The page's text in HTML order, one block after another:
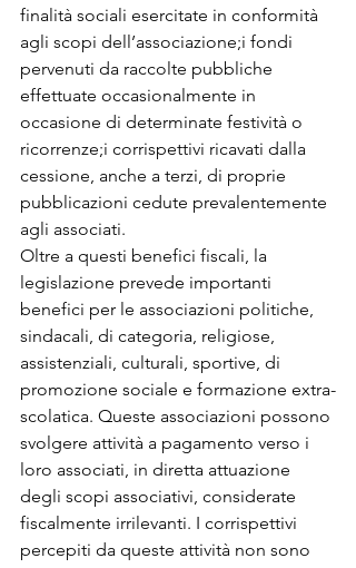
finalità sociali esercitate in conformità
agli scopi dell’associazione;i fondi
pervenuti da raccolte pubbliche
effettuate occasionalmente in
occasione di determinate festività o
ricorrenze;i corrispettivi ricavati dalla
cessione, anche a terzi, di proprie
pubblicazioni cedute prevalentemente
agli associati.
Oltre a questi benefici fiscali, la
legislazione prevede importanti
benefici per le associazioni politiche,
sindacali, di categoria, religiose,
assistenziali, culturali, sportive, di
promozione sociale e formazione extra-
scolatica. Queste associazioni possono
svolgere attività a pagamento verso i
loro associati, in diretta attuazione
degli scopi associativi, considerate
fiscalmente irrilevanti. I corrispettivi
percepiti da queste attività non sono